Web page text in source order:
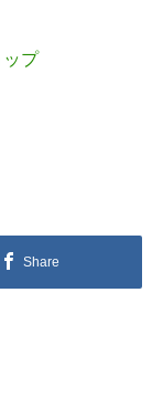
ップ
Share